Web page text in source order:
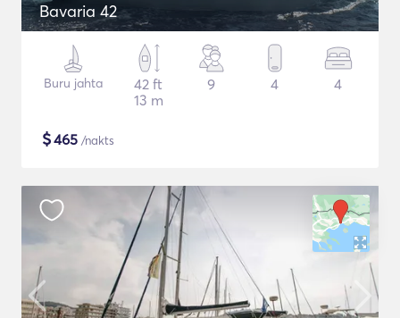
Bavaria 42
Buru jahta
42 ft
13 m
9 4 4
$465 /nakts